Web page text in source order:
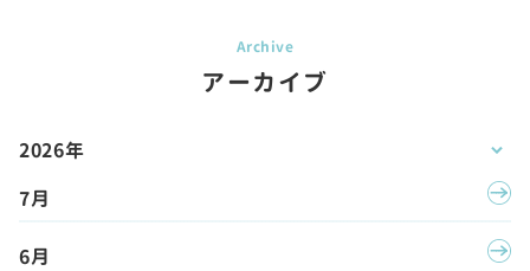
アーカイブ
2026年
7月
6月